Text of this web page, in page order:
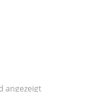
angezeigt